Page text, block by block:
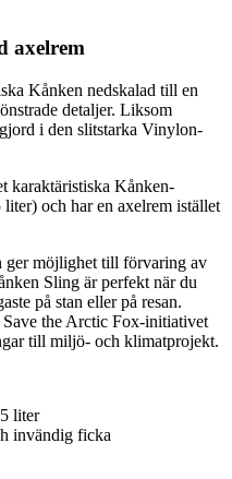
axelrem
Kånken nedskalad till en
detaljer. Liksom
i den slitstarka Vinylon-
karaktäristiska Kånken-
och har en axelrem istället
ger möjlighet till förvaring av
Sling ärperfekt när du
på stan eller på resan.
the Arctic Fox-initiativet
till miljö- och klimatprojekt.
liter
invändig ficka